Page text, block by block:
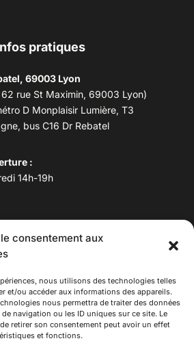
consentement aux
nous utilisons des technologies telles
et/ou accéder aux informations des appareils.
nous permettra de traiter des données
navigation ou les ID uniques sur ce site. Le
retirer son consentement peut avoir un effet
et fonctions.
pratiques
69003 Lyon
rue St Maximin, 69003 Lyon)
D Monplaisir Lumière, T3
bus C16 Dr Rebatel
:
14h-19h
78 53 06 40